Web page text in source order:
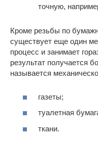
точную,
Кроме резьбы по
существует еще один
процесс и занимает
результат получается
называется
газеты;
туалетная
ткани.